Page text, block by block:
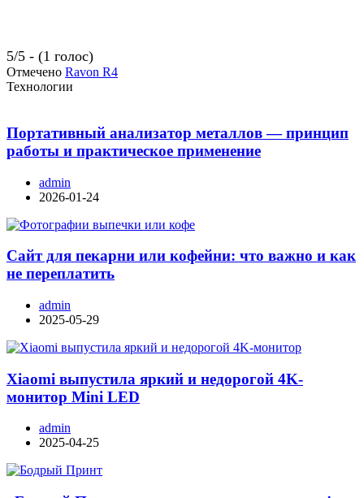
5/5 - (1 голос)
Отмечено Ravon R4
Технологии
Портативный анализатор металлов — принцип
работы и практическое применение
admin
2026-01-24
Сайт для пекарни или кофейни: что важно и как
не переплатить
admin
2025-05-29
Xiaomi выпустила яркий и недорогой 4K-
монитор Mini LED
admin
2025-04-25